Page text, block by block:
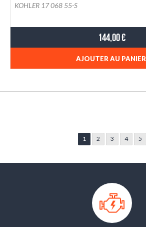
KOHLER 17 068 55-S
144,00 €
AJOUTER AU PANIER
1 2 3 4 5